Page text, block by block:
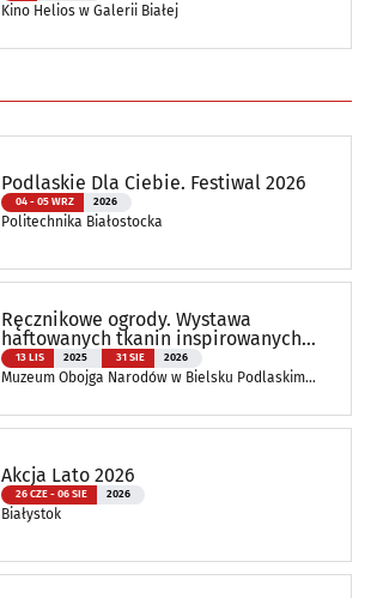
Kino Helios w Galerii Białej
Podlaskie Dla Ciebie. Festiwal 2026
04 - 05 WRZ 2026
Politechnika Białostocka
Ręcznikowe ogrody. Wystawa
haftowanych tkanin inspirowanych
naturą
13 LIS 2025 31 SIE 2026
Muzeum Obojga Narodów w Bielsku Podlaskim
Akcja Lato 2026
26 CZE - 06 SIE 2026
Białystok